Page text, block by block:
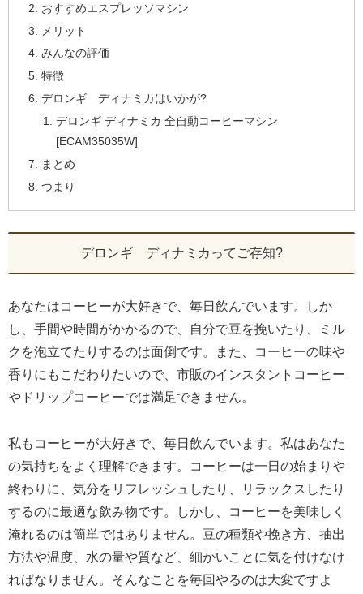
おすすめエスプレッソマシン
メリット
みんなの評価
特徴
デロンギ ディナミカはいかが?
デロンギ ディナミカ 全自動コーヒーマシン
[ECAM35035W]
まとめ
つまり
デロンギ ディナミカってご存知?
あなたはコーヒーが大好きで、毎日飲んでいます。しか
し、手間や時間がかかるので、自分で豆を挽いたり、ミル
クを泡立てたりするのは面倒です。また、コーヒーの味や
香りにもこだわりたいので、市販のインスタントコーヒー
やドリップコーヒーでは満足できません。
私もコーヒーが大好きで、毎日飲んでいます。私はあなた
の気持ちをよく理解できます。コーヒーは一日の始まりや
終わりに、気分をリフレッシュしたり、リラックスしたり
するのに最適な飲み物です。しかし、コーヒーを美味しく
淹れるのは簡単ではありません。豆の種類や挽き方、抽出
方法や温度、水の量や質など、細かいことに気を付けなけ
ればなりません。そんなことを毎回やるのは大変ですよ